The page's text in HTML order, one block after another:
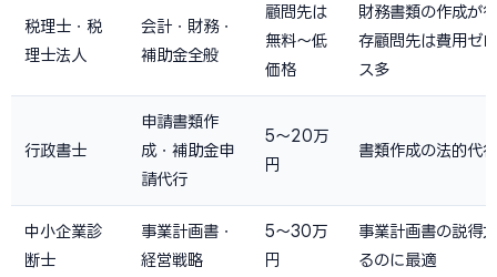
税理士・税
理士法人
会計・財務・
補助金全般
顧問先は
無料〜低
価格
財務書類の作成が
存顧問先は費用ゼ
ス多
行政書士
申請書類作
成・補助金申
請代行
5〜20万
円
書類作成の法的代
中小企業診
断士
事業計画書・
経営戦略
5〜30万
円
事業計画書の説得
るのに最適